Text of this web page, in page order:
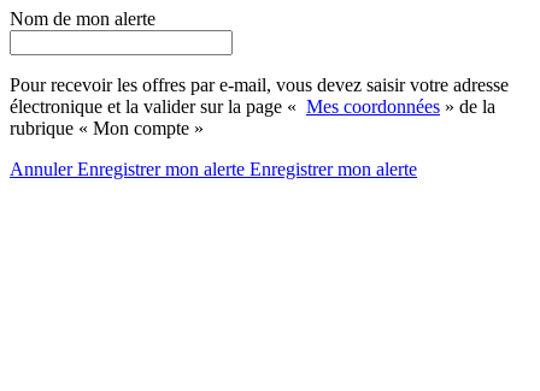
Nom de mon alerte
Pour recevoir les offres par e-mail, vous devez saisir votre adresse
électronique et la valider sur la page « Mes coordonnées » de la
rubrique « Mon compte »
AnnulerEnregistrer mon alerte Enregistrermon alerte